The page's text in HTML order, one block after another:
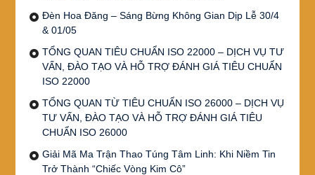
Đèn Hoa Đăng – Sáng Bừng Không Gian Dịp Lễ 30/4
& 01/05
TỔNG QUAN TIÊU CHUẨN ISO 22000 – DỊCH VỤ TƯ
VẤN, ĐÀO TẠO VÀ HỖ TRỢ ĐÁNH GIÁ TIÊU CHUẨN
ISO 22000
TỔNG QUAN TỪ TIÊU CHUẨN ISO 26000 – DỊCH VỤ
TƯ VẤN, ĐÀO TẠO VÀ HỖ TRỢ ĐÁNH GIÁ TIÊU
CHUẨN ISO 26000
Giải Mã Ma Trận Thao Túng Tâm Linh: Khi Niềm Tin
Trở Thành “Chiếc Vòng Kim Cô”